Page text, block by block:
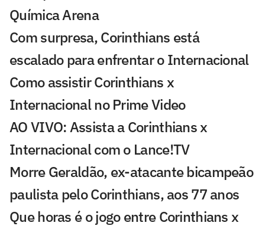
Química Arena
Com surpresa, Corinthians está
escalado para enfrentar o Internacional
Como assistir Corinthians x
Internacional no Prime Video
AO VIVO: Assista a Corinthians x
Internacional com o Lance!TV
Morre Geraldão, ex-atacante bicampeão
paulista pelo Corinthians, aos 77 anos
Que horas é o jogo entre Corinthians x